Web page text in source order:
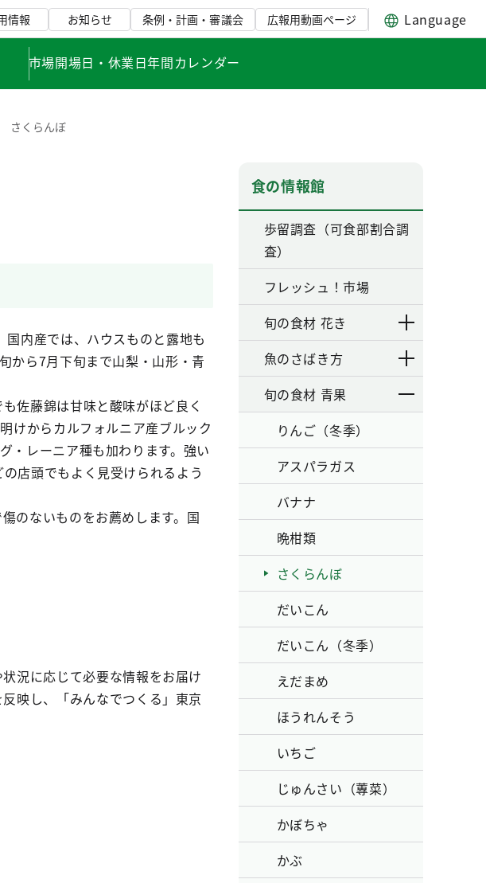
情報 お知らせ 条例・計画・審議会 広報用動画ページ Language
市場開場日・休業日年間カレンダー
さくらんぼ
内産では、ハウスものと露地も
から7月下旬まで山梨・山形・青
佐藤錦は甘味と酸味がほど良く
けからカルフォルニア産ブルック
・レーニア種も加わります。強い
店頭でもよく見受けられるよう
のないものをお薦めします。国
況に応じて必要な情報をお届け
映し、「みんなでつくる」東京
食の情報館
歩留調査（可食部割合調
査）
フレッシュ！市場
旬の食材 花き
魚のさばき方
旬の食材 青果
りんご（冬季）
アスパラガス
バナナ
晩柑類
さくらんぼ
だいこん
だいこん（冬季）
えだまめ
ほうれんそう
いちご
じゅんさい（蓴菜）
かぼちゃ
かぶ